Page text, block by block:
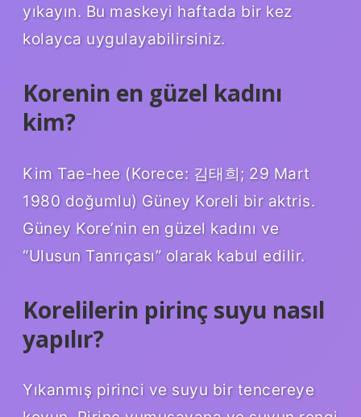
yıkayın. Bu maskeyi haftada bir kez
kolayca uygulayabilirsiniz.
Korenin en güzel kadını
kim?
Kim Tae-hee (Korece: 김태희; 29 Mart
1980 doğumlu) Güney Koreli bir aktris.
Güney Kore’nin en güzel kadını ve
“Ulusun Tanrıçası” olarak kabul edilir.
Korelilerin pirinç suyu nasıl
yapılır?
Yıkanmış pirinci ve suyu bir tencereye